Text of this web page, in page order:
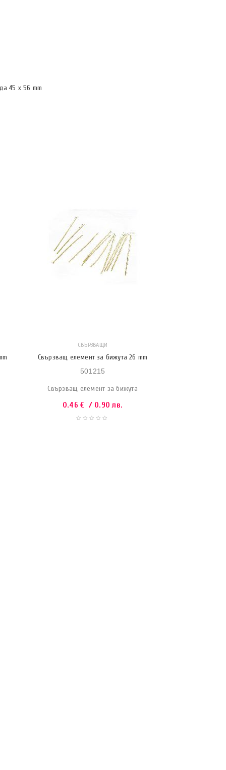
45 х 56 mm
СВЪРЗВАЩИ
Свързващ елемент за бижута 26 mm
501215
Свързващ елемент за бижута
0.46€ / 0.90 лв.